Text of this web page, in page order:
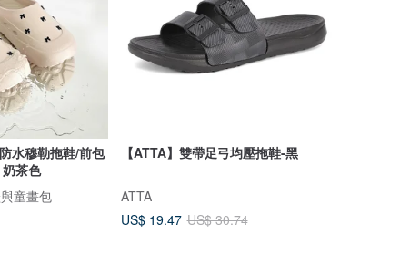
水穆勒拖鞋/前包
茶色
童畫包
【ATTA】雙帶足弓均壓拖鞋-黑
ATTA
US$ 19.47 US$ 30.74